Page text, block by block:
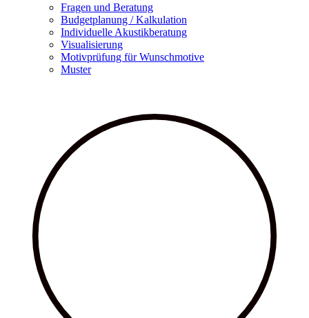
Fragen und Beratung
Budgetplanung / Kalkulation
Individuelle Akustikberatung
Visualisierung
Motivprüfung für Wunschmotive
Muster